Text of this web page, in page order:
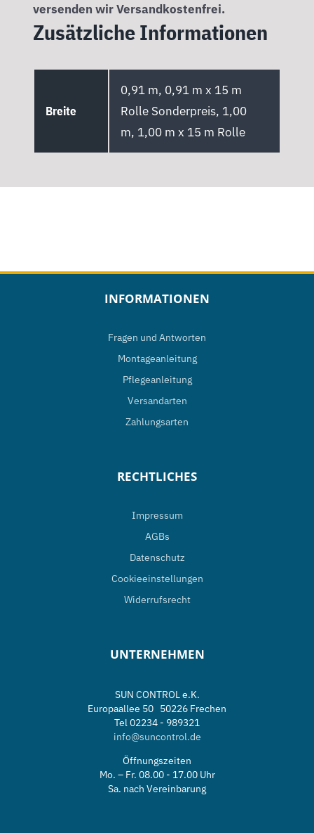
versenden wir Versandkostenfrei.
Zusätzliche Informationen
Breite
0,91 m, 0,91 m x 15 m
Rolle Sonderpreis, 1,00
m, 1,00 m x 15 m Rolle
INFORMATIONEN
Fragen und Antworten
Montageanleitung
Pflegeanleitung
Versandarten
Zahlungsarten
RECHTLICHES
Impressum
AGBs
Datenschutz
Cookieeinstellungen
Widerrufsrecht
UNTERNEHMEN
SUN CONTROL e.K.
Europaallee 50 50226 Frechen
Tel 02234 - 989321
info@suncontrol.de
Öffnungszeiten
Mo. – Fr. 08.00 - 17.00 Uhr
Sa. nach Vereinbarung